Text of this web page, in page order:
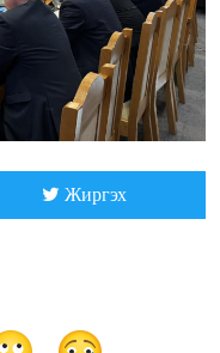
Жиргэх